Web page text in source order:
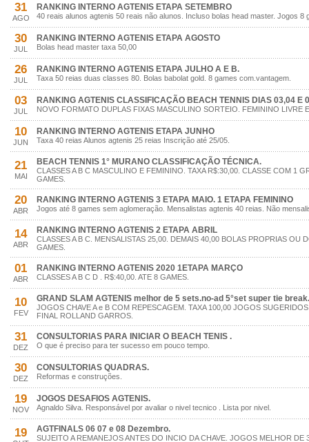
31
AGO
RANKING INTERNO AGTENIS ETAPA SETEMBRO
40 reais alunos agtenis 50 reais não alunos. Incluso bolas head master. Jogos 8
30
JUL
RANKING INTERNO AGTENIS ETAPA AGOSTO
Bolas head master taxa 50,00
26
JUL
RANKING INTERNO AGTENIS ETAPA JULHO A E B.
Taxa 50 reias duas classes 80. Bolas babolat gold. 8 games com.vantagem.
03
JUL
RANKING AGTENIS CLASSIFICAÇÃO BEACH TENNIS DIAS 03,04 E
NOVO FORMATO DUPLAS FIXAS MASCULINO SORTEIO. FEMININO LIVRE
10
JUN
RANKING INTERNO AGTENIS ETAPA JUNHO
Taxa 40 reias Alunos agtenis 25 reias Inscrição até 25/05.
21
MAI
BEACH TENNIS 1° MURANO CLASSIFICAÇÃO TÉCNICA.
CLASSES A B C MASCULINO E FEMININO. TAXA R$:30,00. CLASSE COM 1
GAMES.
20
ABR
RANKING INTERNO AGTENIS 3 ETAPA MAIO. 1 ETAPA FEMININO
Jogos até 8 games sem aglomeração. Mensalistas agtenis 40 reias. Não
14
ABR
RANKING INTERNO AGTENIS 2 ETAPA ABRIL
CLASSES A B C. MENSALISTAS 25,00. DEMAIS 40,00 BOLAS PROPRIAS OU
GAMES.
01
ABR
RANKING INTERNO AGTENIS 2020 1ETAPA MARÇO
CLASSES A B C D . R$:40,00. ATE 8 GAMES.
10
FEV
GRAND SLAM AGTENIS melhor de 5 sets.no-ad 5°set super tie break.
JOGOS CHAVE A e B COM REPESCAGEM. TAXA 100,00 JOGOS
FINAL ROLLAND GARROS.
31
DEZ
CONSULTORIAS PARA INICIAR O BEACH TENIS .
O que é preciso para ter sucesso em pouco tempo.
30
DEZ
CONSULTORIAS QUADRAS.
Reformas e construções.
19
NOV
JOGOS DESAFIOS AGTENIS.
Agnaldo Silva. Responsável por avaliar o nivel tecnico . Lista por nivel.
19 AGTFINALS 06 07 e 08 Dezembro.
SUJEITO A REMANEJOS ANTES DO INCIO DA CHAVE. JOGOS MELHOR DE